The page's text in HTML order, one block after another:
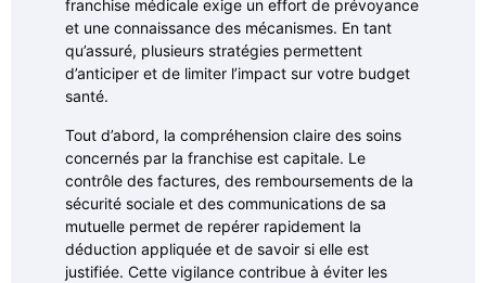
franchise médicale exige un effort de prévoyance
et une connaissance des mécanismes. En tant
qu’assuré, plusieurs stratégies permettent
d’anticiper et de limiter l’impact sur votre budget
santé.
Tout d’abord, la compréhension claire des soins
concernés par la franchise est capitale. Le
contrôle des factures, des remboursements de la
sécurité sociale et des communications de sa
mutuelle permet de repérer rapidement la
déduction appliquée et de savoir si elle est
justifiée. Cette vigilance contribue à éviter les